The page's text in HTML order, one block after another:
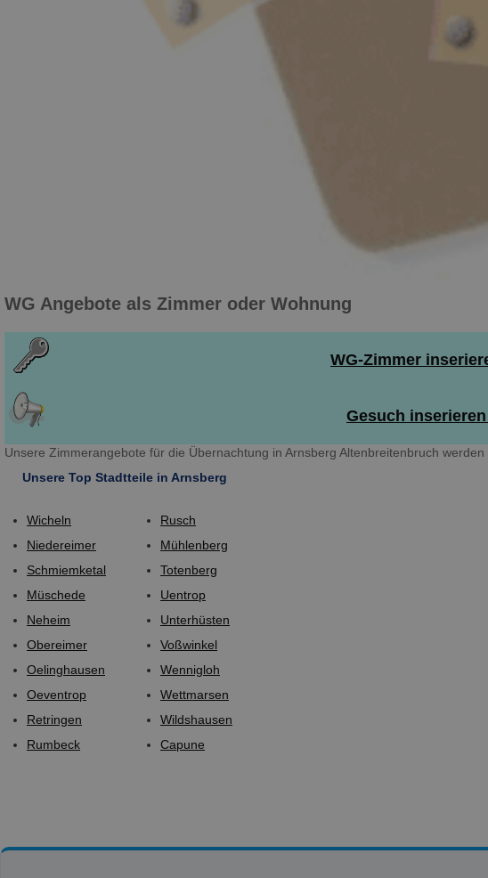
WG Angebote als Zimmer oder Wohnung
WG-Zimmer
Gesuch
Unsere Zimmerangebote für die Übernachtung in Arnsberg Altenbreitenbruch
Unsere Top Stadtteile in Arnsberg
Wicheln
Niedereimer
Schmiemketal
Müschede
Neheim
Obereimer
Oelinghausen
Oeventrop
Retringen
Rumbeck
Rusch
Mühlenberg
Totenberg
Uentrop
Unterhüsten
Voßwinkel
Wennigloh
Wettmarsen
Wildshausen
Capune